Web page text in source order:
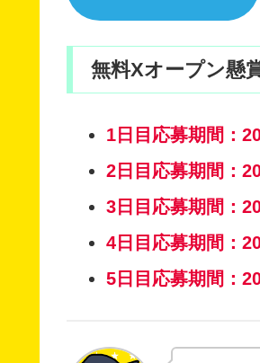
無料Xオープン懸
1日目応募期間：
2日目応募期間：
3日目応募期間：
4日目応募期間：
5日目応募期間：